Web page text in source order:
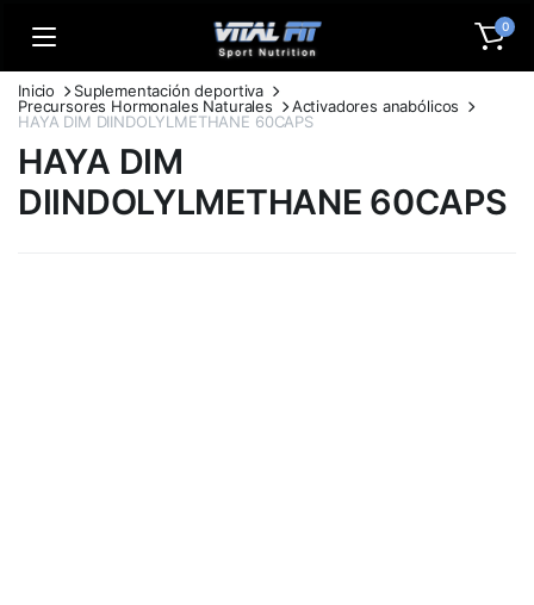
0
Inicio
Suplementación deportiva
Precursores Hormonales Naturales
Activadores anabólicos
HAYA DIM DIINDOLYLMETHANE 60CAPS
HAYA DIM
DIINDOLYLMETHANE 60CAPS